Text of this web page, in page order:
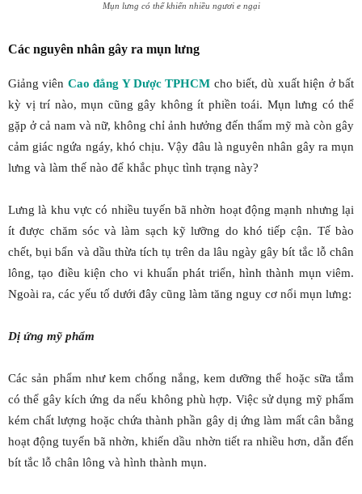
Mụn lưng có thể khiến nhiều ngươi e ngại
Các nguyên nhân gây ra mụn lưng
Giảng viên Cao đẳng Y Dược TPHCM cho biết, dù xuất hiện ở bất
kỳ vị trí nào, mụn cũng gây không ít phiền toái. Mụn lưng có thể
gặp ở cả nam và nữ, không chỉ ảnh hưởng đến thẩm mỹ mà còn gây
cảm giác ngứa ngáy, khó chịu. Vậy đâu là nguyên nhân gây ra mụn
lưng và làm thế nào để khắc phục tình trạng này?
Lưng là khu vực có nhiều tuyến bã nhờn hoạt động mạnh nhưng lại
ít được chăm sóc và làm sạch kỹ lưỡng do khó tiếp cận. Tế bào
chết, bụi bẩn và dầu thừa tích tụ trên da lâu ngày gây bít tắc lỗ chân
lông, tạo điều kiện cho vi khuẩn phát triển, hình thành mụn viêm.
Ngoài ra, các yếu tố dưới đây cũng làm tăng nguy cơ nổi mụn lưng:
Dị ứng mỹ phẩm
Các sản phẩm như kem chống nắng, kem dưỡng thể hoặc sữa tắm
có thể gây kích ứng da nếu không phù hợp. Việc sử dụng mỹ phẩm
kém chất lượng hoặc chứa thành phần gây dị ứng làm mất cân bằng
hoạt động tuyến bã nhờn, khiến dầu nhờn tiết ra nhiều hơn, dẫn đến
bít tắc lỗ chân lông và hình thành mụn.